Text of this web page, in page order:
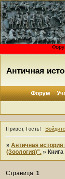
Форум Геннадия
Античная
Форум
Привет, Гость! Войдите
»Античная
(Зоология)". »
Страница:1